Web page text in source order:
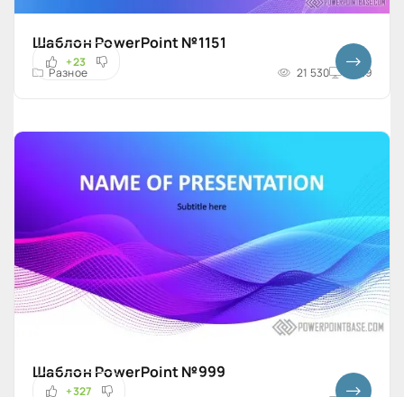
Шаблон PowerPoint №1151
Разное 21 530 16x9
+23
Шаблон PowerPoint №999
+327